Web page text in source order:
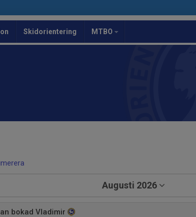
Skidorientering MTBO
Augusti 2026
bokad Vladimir